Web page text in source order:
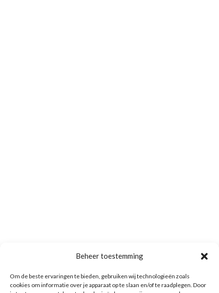
Beheer toestemming
Om de beste ervaringen te bieden, gebruiken wij technologieën zoals
cookies om informatie over je apparaat op te slaan en/of te raadplegen. Door